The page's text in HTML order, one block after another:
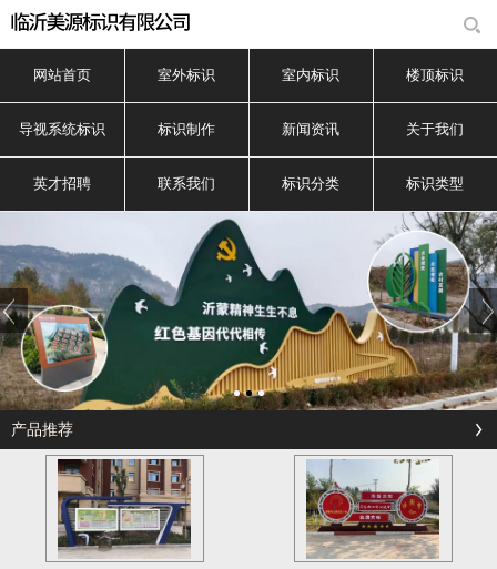
网站首页 室外标识 室内标识 楼顶标识
导视系统标识 标识制作 新闻资讯 关于我们
英才招聘 联系我们 标识分类 标识类型
产品推荐